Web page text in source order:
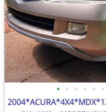
• • • • • •